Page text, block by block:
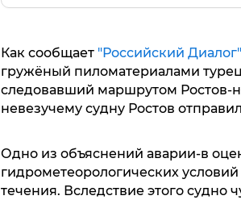
Как сообщает "Российский Диалог"
гружёный пиломатериалами
следовавший маршрутом Ростов-
невезучему судну Ростов
Одно из объяснений аварии-в
гидрометеорологических
течения. Вследствие этого судно